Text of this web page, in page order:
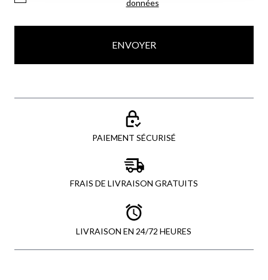
données
ENVOYER
PAIEMENT SÉCURISÉ
FRAIS DE LIVRAISON GRATUITS
LIVRAISON EN 24/72 HEURES